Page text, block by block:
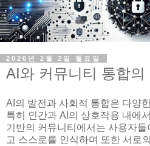
2026년 2월 2일 월요일
AI와 커뮤니티 통합의
AI의 발전과 사회적 통합은 다양
특히 인간과 AI의 상호작용 내에
기반의 커뮤니티에서는 사용자
고 스스로를 인식하며 또한 서로